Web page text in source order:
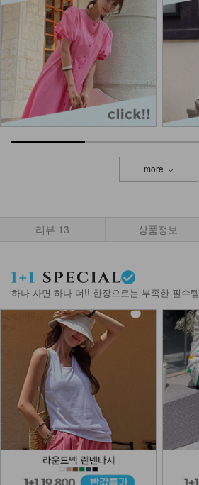
more
리뷰 13 상품정보
하나 사면 하나 더!! 한장으로는 부족한 필수템